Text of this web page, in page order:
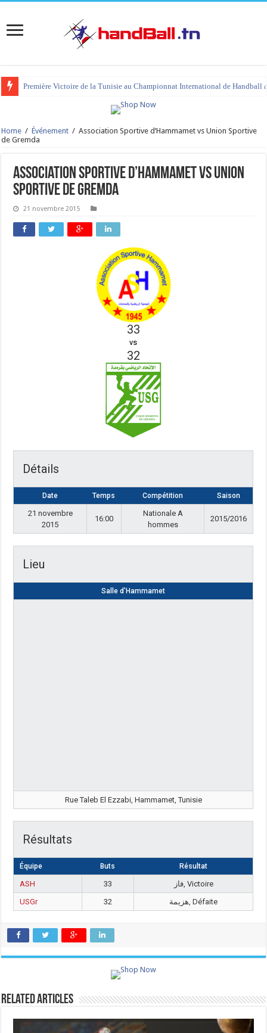
Première Victoire de la Tunisie au Championnat International de Handball
Home / Événement / Association Sportive d’Hammamet vs Union Sportive
de Gremda
Association Sportive d’Hammamet vs Union
Sportive de Gremda
21 novembre 2015
33
vs
32
Détails
Date Temps Compétition Saison
21 novembre
2015
16:00
Nationale A
hommes
2015/2016
Lieu
Salle d'Hammamet
Rue Taleb El Ezzabi, Hammamet, Tunisie
Résultats
Équipe Buts Résultat
ASH 33
فاز, Victoire
USGr
32 هزيمة, Défaite
Related Articles